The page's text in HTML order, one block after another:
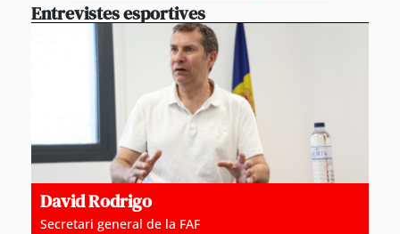
Entrevistes esportives
David Rodrigo
Secretari general de la FAF